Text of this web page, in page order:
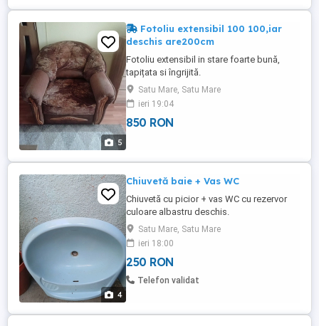
5
Fotoliu extensibil 100 100,iar
deschis are200cm
Fotoliu extensibil in stare foarte bună,
tapițata si îngrijită.
Satu Mare, Satu Mare
ieri 19:04
850 RON
4
Chiuvetă baie + Vas WC
Chiuvetă cu picior + vas WC cu rezervor
culoare albastru deschis.
Satu Mare, Satu Mare
ieri 18:00
250 RON
Telefon validat